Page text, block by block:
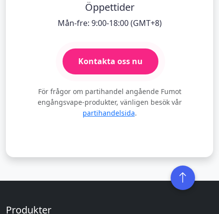
Öppettider
Mån-fre: 9:00-18:00 (GMT+8)
Kontakta oss nu
För frågor om partihandel angående Fumot
engångsvape-produkter, vänligen besök vår
partihandelsida.
Produkter